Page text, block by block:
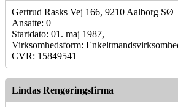
Gertrud Rasks Vej 166, 9210 Aalborg SØ
Ansatte: 0
Startdato: 01. maj 1987,
Virksomhedsform:
CVR: 15849541
Lindas Rengøringsfirma